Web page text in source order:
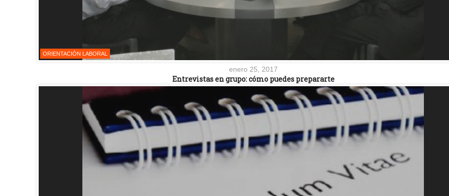
ORIENTACIÓN LABORAL
enero 25, 2017
Entrevistas en grupo: cómo puedes prepararte